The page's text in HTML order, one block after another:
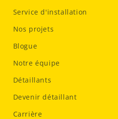
Service d'installation
Nos projets
Blogue
Notre équipe
Détaillants
Devenir détaillant
Carrière